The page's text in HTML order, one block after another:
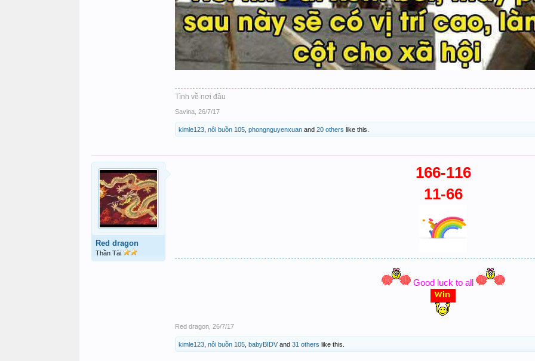
Tình về nơi đâu
Savina 26/7/17
kimle123 nôi buồn 105 phongnguyenxuan and 20 others like this.
Red dragon
Thần Tài
166-116
11-66
Good luck to all
Red dragon 26/7/17
kimle123 nôi buồn 105 babyBIDV and 31 others like this.